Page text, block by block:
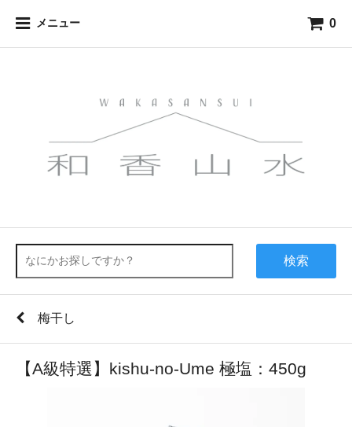
メニュー 0
検索
梅干し
【A級特選】kishu-no-Ume 極塩：450g